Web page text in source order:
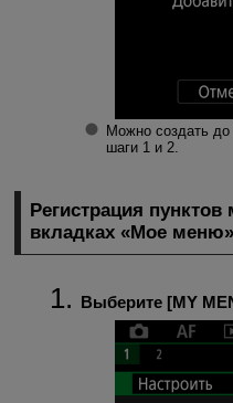
Можно создать
шаги 1 и 2.
Регистрация
вкладках «Мое меню»
Выберите [MY